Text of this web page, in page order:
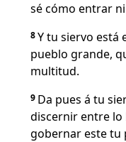
sé cómo entrar ni
8Y tu siervo está
pueblo grande,
multitud.
9 Da pues á tu
discernir entre lo
gobernar este tu